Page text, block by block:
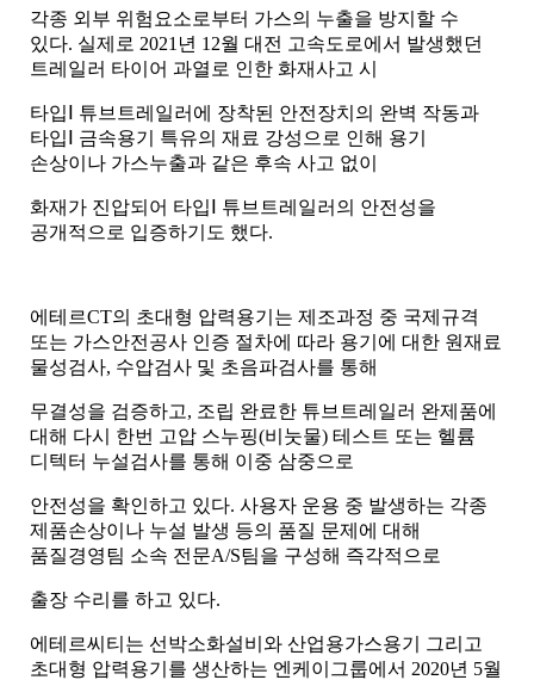
각종 외부 위험요소로부터 가스의 누출을 방지할 수
있다. 실제로 2021 년 12월 대전 고속도로에서 발생했던
트레일러 타이어 과열로 인한 화재사고 시
타입
튜브트레일러에 장착된 안전장치의 완벽 작동과
타입
금속용기 특유의 재료 강성으로 인해 용기
손상이나 가스누출과 같은 후속 사고 없이
화재가 진압되어 타입
튜브트레일러의 안전성을
공개적으로 입증하기도 했다.
에테르CT의 초대형 압력용기는 제조과정 중 국제규격
또는 가스안전공사 인증 절차에 따라 용기에 대한 원재료
물성검사, 수압검사 및 초음파검사를 통해
무결성을 검증하고, 조립 완료한 튜브트레일러 완제품에
대해 다시 한번 고압 스누핑(비눗물) 테스트 또는 헬륨
디텍터 누설검사를 통해 이중 삼중으로
안전성을 확인하고 있다. 사용자 운용 중 발생하는 각종
제품손상이나 누설 발생 등의 품질 문제에 대해
품질경영팀 소속 전문A/S팀을 구성해 즉각적으로
출장 수리를 하고 있다.
에테르씨티는 선박소화설비와 산업용가스용기 그리고
초대형 압력용기를 생산하는 엔케이그룹에서 2020년 5월